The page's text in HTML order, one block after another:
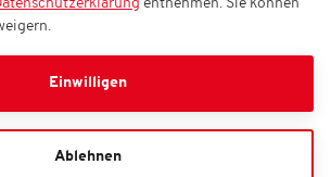
entnehmen. Sie können
Einwilligen
Ablehnen